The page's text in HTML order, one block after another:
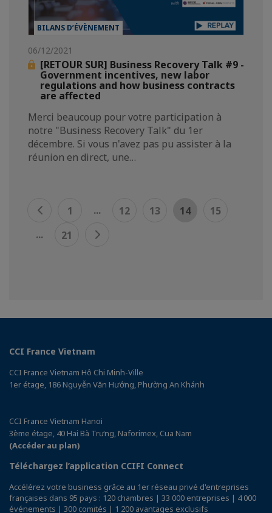
BILANS D’ÉVÈNEMENT
06/12/2021
[RETOUR SUR] Business Recovery Talk #9 -
Government incentives, new labor
regulations and how business contracts
are affected
Merci beaucoup pour votre participation à
notre "Business Recovery Talk" du 1er
décembre. Si vous n'avez pas pu assister à la
réunion en direct, une…
1 ... 12 13 14
15
...
21
CCI France Vietnam
CCI France Vietnam Hô Chi Minh-Ville
1er étage, 186 Nguyễn Văn Hưởng, Phường An Khánh
CCI France Vietnam Hanoi
3ème étage, 40 Hai Bà Trưng, Naforimex, Cua Nam
(Accéder au plan)
Téléchargez l’application CCIFI Connect
Accélérez votre business grâce au 1er réseau privé d'entreprises
françaises dans 95 pays : 120 chambres | 33 000 entreprises | 4 000
événements | 300 comités | 1 200 avantages exclusifs